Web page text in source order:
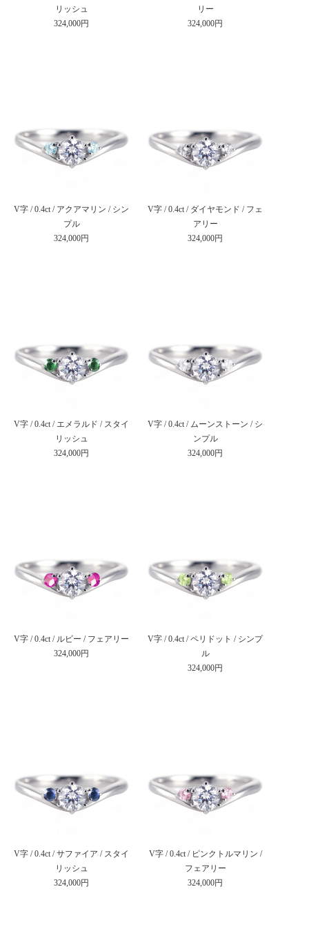
リッシュ
324,000円
リー
324,000円
V字 / 0.4ct / アクアマリン / シン
プル
324,000円
V字 / 0.4ct / ダイヤモンド / フェ
アリー
324,000円
V字 / 0.4ct / エメラルド / スタイ
リッシュ
324,000円
V字 / 0.4ct / ムーンストーン / シ
ンプル
324,000円
V字 / 0.4ct / ルビー / フェアリー
324,000円
V字 / 0.4ct / ペリドット / シンプ
ル
324,000円
V字 / 0.4ct / サファイア / スタイ
リッシュ
324,000円
V字 / 0.4ct / ピンクトルマリン /
フェアリー
324,000円